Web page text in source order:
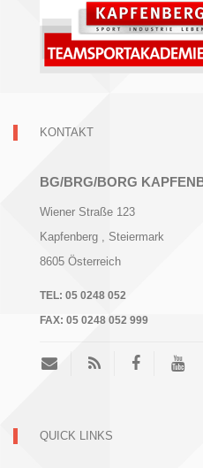
KONTAKT
BG/BRG/BORG
Wiener Straße 123
Kapfenberg , Steiermark
8605 Österreich
TEL: 05 0248 052
FAX: 05 0248 052 999
QUICK LINKS